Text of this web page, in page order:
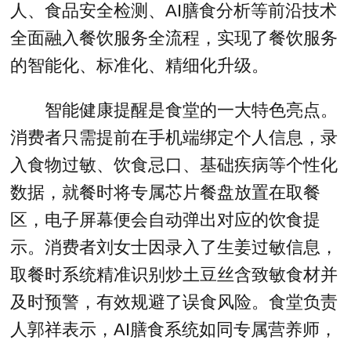
人、食品安全检测、AI膳食分析等前沿技术
全面融入餐饮服务全流程，实现了餐饮服务
的智能化、标准化、精细化升级。
智能健康提醒是食堂的一大特色亮点。
消费者只需提前在手机端绑定个人信息，录
入食物过敏、饮食忌口、基础疾病等个性化
数据，就餐时将专属芯片餐盘放置在取餐
区，电子屏幕便会自动弹出对应的饮食提
示。消费者刘女士因录入了生姜过敏信息，
取餐时系统精准识别炒土豆丝含致敏食材并
及时预警，有效规避了误食风险。食堂负责
人郭祥表示，AI膳食系统如同专属营养师，